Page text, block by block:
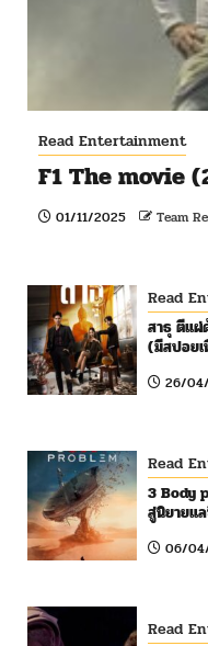
Read Entertainment
F1 The movie
01/11/2025 Team
Read
สาธุ ตีแผ่
(มีสปอย
26/
Read
3 Body
สู่นิยายแ
06/
Read